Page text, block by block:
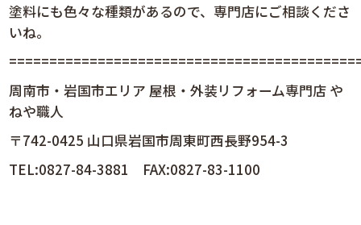
塗料にも色々な種類があるので、専門店にご相談くださ
いね。
周南市・岩国市エリア 屋根・外装リフォーム専門店 や
ねや職人
〒742-0425 山口県岩国市周東町西長野954-3
TEL:0827-84-3881 FAX:0827-83-1100